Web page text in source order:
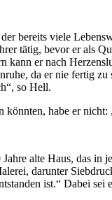
bereits viele
tätig, bevor er als
kann er nach
da er nie fertig
so Hell.
könnten, habe er
alte Haus, das
darunter
ist.“ Dabei